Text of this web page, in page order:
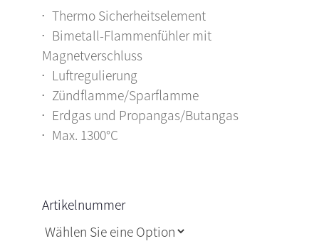
Thermo Sicherheitselement
Bimetall-Flammenfühler mit
Magnetverschluss
Luftregulierung
Zündflamme/Sparflamme
Erdgas und Propangas/Butangas
Max. 1300°C
Artikelnummer